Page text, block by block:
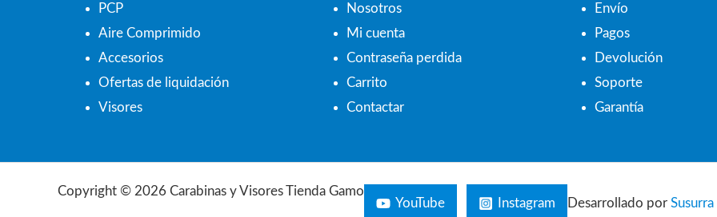
PCP
Aire Comprimido
Accesorios
Ofertas de liquidación
Visores
Nosotros
Mi cuenta
Contraseña perdida
Carrito
Contactar
Envío
Pagos
Devolución
Soporte
Garantía
Copyright © 2026 Carabinas y Visores Tienda Gamo
YouTube
Instagram Desarrollado por Susurra